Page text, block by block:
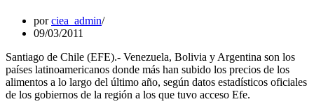
porciea_admin
09/03/2011
Santiago de Chile (EFE).- Venezuela, Bolivia y Argentina son los
países latinoamericanos donde más han subido los precios de los
alimentos a lo largo del último año, según datos estadísticos oficiales
de los gobiernos de la región a los que tuvo acceso Efe.